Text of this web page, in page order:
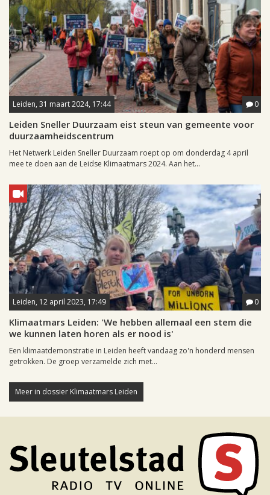
Leiden, 31 maart 2024, 17:44 0
Leiden Sneller Duurzaam eist steun van gemeente voor
duurzaamheidscentrum
Het Netwerk Leiden Sneller Duurzaam roept op om donderdag 4 april
mee te doen aan de Leidse Klimaatmars 2024. Aan het...
Leiden, 12 april 2023, 17:49 0
Klimaatmars Leiden: 'We hebben allemaal een stem die
we kunnen laten horen als er nood is'
Een klimaatdemonstratie in Leiden heeft vandaag zo'n honderd mensen
getrokken. De groep verzamelde zich met...
Meer in dossier Klimaatmars Leiden